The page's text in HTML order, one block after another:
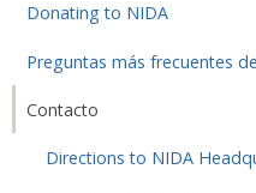
Donating to NIDA
Preguntas más frecuentes
Contacto
Directions to NIDA